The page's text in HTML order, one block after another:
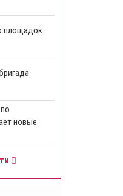
площадок
новые